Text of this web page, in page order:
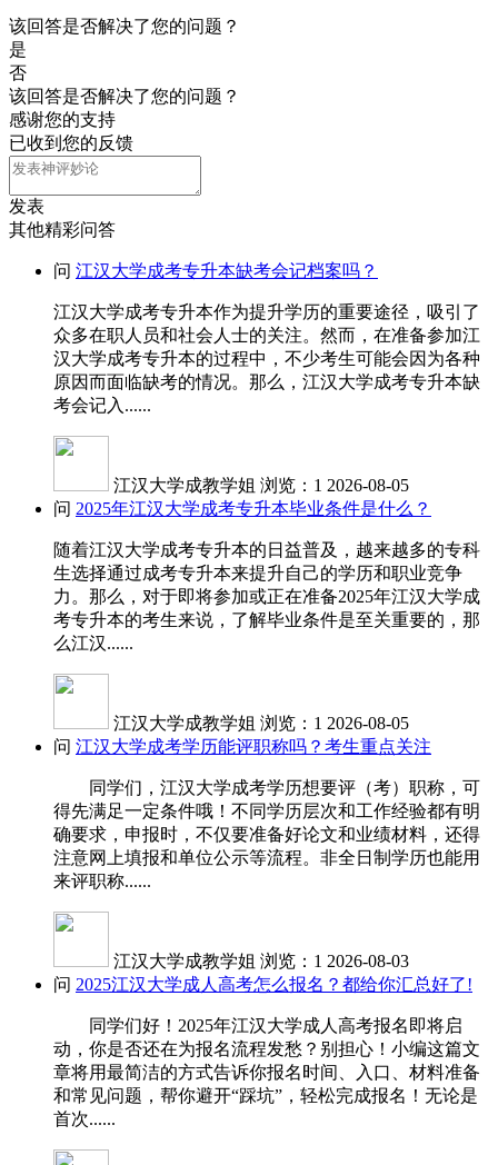
该回答是否解决了您的问题？
是
否
该回答是否解决了您的问题？
感谢您的支持
已收到您的反馈
发表
其他精彩问答
问 江汉大学成考专升本缺考会记档案吗？
江汉大学成考专升本作为提升学历的重要途径，吸引了
众多在职人员和社会人士的关注。然而，在准备参加江
汉大学成考专升本的过程中，不少考生可能会因为各种
原因而面临缺考的情况。那么，江汉大学成考专升本缺
考会记入......
江汉大学成教学姐 浏览：1 2026-08-05
问 2025年江汉大学成考专升本毕业条件是什么？
随着江汉大学成考专升本的日益普及，越来越多的专科
生选择通过成考专升本来提升自己的学历和职业竞争
力。那么，对于即将参加或正在准备2025年江汉大学成
考专升本的考生来说，了解毕业条件是至关重要的，那
么江汉......
江汉大学成教学姐 浏览：1 2026-08-05
问 江汉大学成考学历能评职称吗？考生重点关注
同学们，江汉大学成考学历想要评（考）职称，可
得先满足一定条件哦！不同学历层次和工作经验都有明
确要求，申报时，不仅要准备好论文和业绩材料，还得
注意网上填报和单位公示等流程。非全日制学历也能用
来评职称......
江汉大学成教学姐 浏览：1 2026-08-03
问 2025江汉大学成人高考怎么报名？都给你汇总好了!
同学们好！2025年江汉大学成人高考报名即将启
动，你是否还在为报名流程发愁？别担心！小编这篇文
章将用最简洁的方式告诉你报名时间、入口、材料准备
和常见问题，帮你避开“踩坑”，轻松完成报名！无论是
首次......